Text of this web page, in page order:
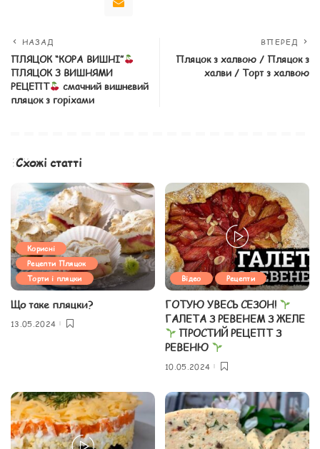
НАЗАД
ПЛЯЦОК “КОРА ВИШНІ”
ПЛЯЦОК З ВИШНЯМИ
РЕЦЕПТ
смачний вишневий
пляцок з горіхами
ВПЕРЕД
Пляцок з халвою / Пляцок з
халви / Торт з халвою
Схожі статті
Корисні
Рецепти Пляцок
Торти і пляцки
Що таке пляцки?
13.05.2024
Відео Рецепти
ГОТУЮ УВЕСЬ СЕЗОН!
ГАЛЕТА З РЕВЕНЕМ З ЖЕЛЕ
ПРОСТИЙ РЕЦЕПТ З
РЕВЕНЮ
10.05.2024